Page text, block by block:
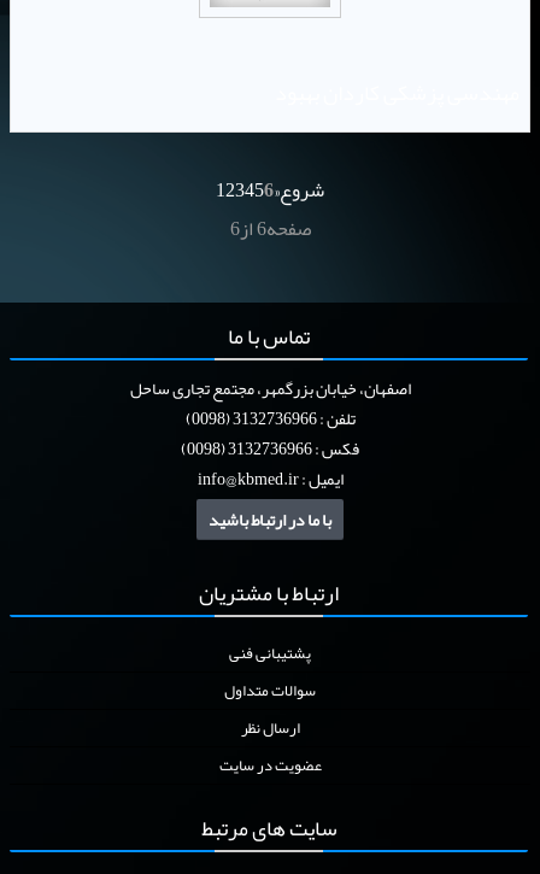
شروع«
123456
صفحه6 از6
تماسبا ما
اصفهان، خیابان بزرگمهر، مجتمع تجاری ساحل
تلفن : 3132736966 (0098)
فکس : 3132736966 (0098)
ایمیل :info@kbmed.ir
با ما در ارتباط باشید
ارتباطبا مشتریان
پشتیبانی فنی
سوالات متداول
ارسال نظر
عضویت در سایت
سایتهای مرتبط